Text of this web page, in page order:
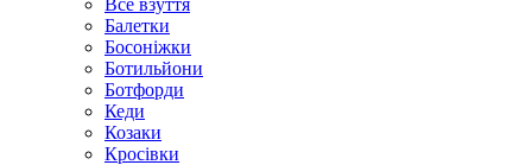
Все взуття
Балетки
Босоніжки
Ботильйони
Ботфорди
Кеди
Козаки
Кросівки